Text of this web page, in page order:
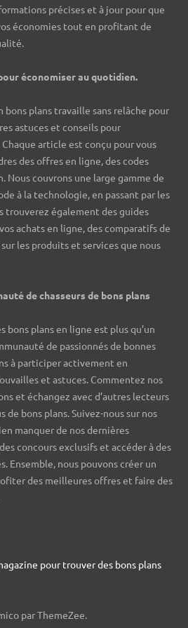
précises et à jour pour que
économies tout en profitant de
économiser au quotidien.
bons plans travaille sans relâche pour
astuces et conseils pour
article est conçu pour vous
des offres en ligne, des codes
Nous couvrons une large gamme de
à la technologie, en passant par les
trouverez également des guides
achats en ligne, des comparatifs de
les produits et services que nous
de chasseurs de bons plans
bons plans en ligne est plus qu’un
de passionnés de bonnes
à participer activement en
et astuces. Commentez nos
et échangez avec d’autres lecteurs
de bons plans. Suivez-nous sur nos
manquer de nos dernières
concours exclusifs et accéder à des
Ensemble, nous pouvons créer un
des meilleures offres et faire des
pour trouver des bons plans
par ThemeZee.